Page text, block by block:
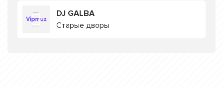
DJ GALBA
Старые дворы